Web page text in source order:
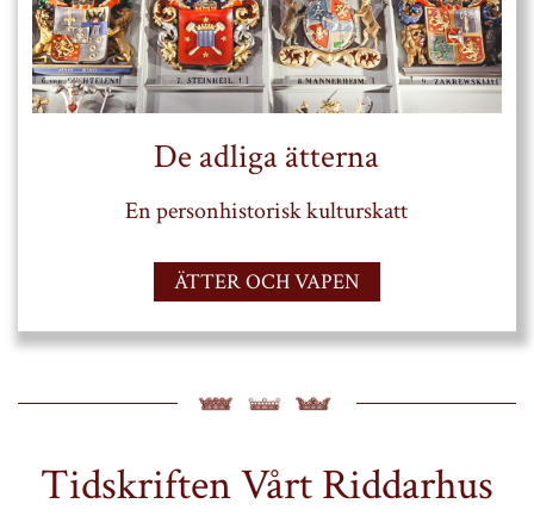
De adliga ätterna
En personhistorisk kulturskatt
ÄTTER OCH VAPEN
Tidskriften Vårt Riddarhus